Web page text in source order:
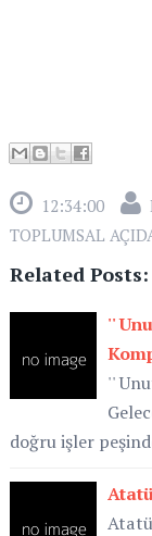
12:34:00
TOPLUMSAL
Related Posts:
''
''
doğru işler